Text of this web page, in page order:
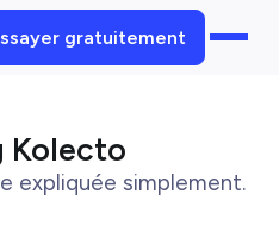
gratuitement
Kolecto
expliquée simplement.